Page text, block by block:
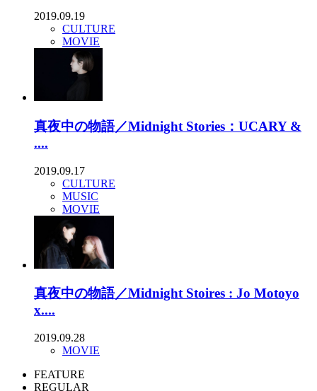
2019.09.19
CULTURE
MOVIE
真夜中の物語／Midnight Stories：UCARY &
....
2019.09.17
CULTURE
MUSIC
MOVIE
真夜中の物語／Midnight Stoires : Jo Motoyo
x....
2019.09.28
MOVIE
FEATURE
REGULAR